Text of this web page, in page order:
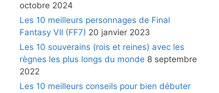
octobre 2024
Les 10 meilleurs personnages de Final
Fantasy VII (FF7) 20 janvier 2023
Les 10 souverains (rois et reines) avec les
règnes les plus longs du monde 8 septembre
2022
Les 10 meilleurs conseils pour bien débuter